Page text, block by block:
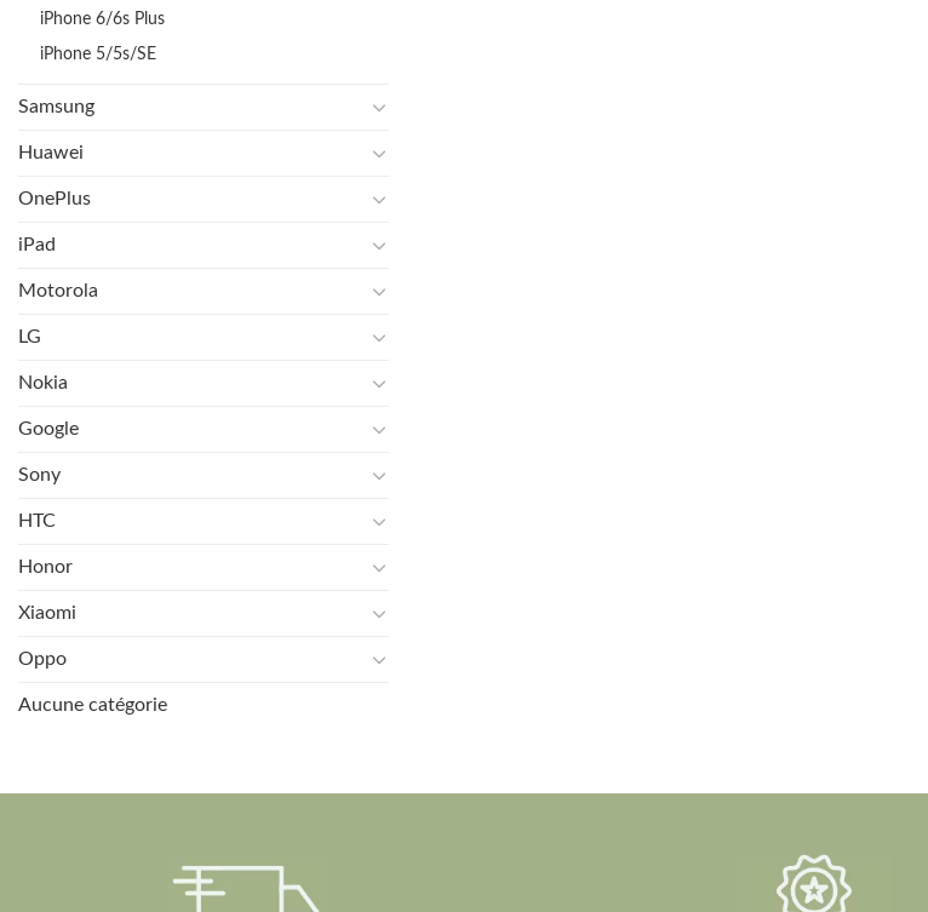
iPhone 6/6s Plus
iPhone 5/5s/SE
Samsung
Huawei
OnePlus
iPad
Motorola
LG
Nokia
Google
Sony
HTC
Honor
Xiaomi
Oppo
Aucune catégorie